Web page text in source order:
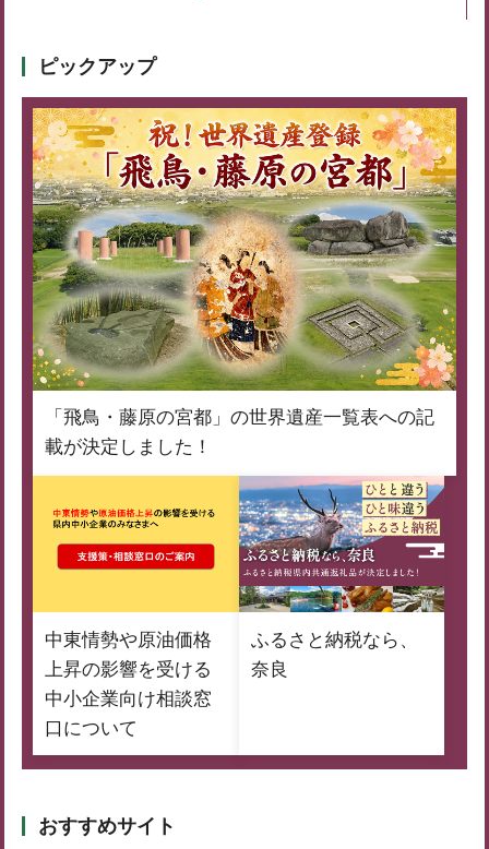
ピックアップ
「飛鳥・藤原の宮都」の世界遺産一覧表への記
載が決定しました！
中東情勢や原油価格
上昇の影響を受ける
中小企業向け相談窓
口について
ふるさと納税なら、
奈良
おすすめサイト